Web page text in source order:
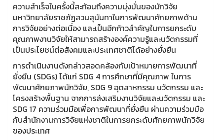
ความสำเร็จในครั้งนี้สะท้อนถึงความมุ่งมั่นของนักวิจัย
มหาวิทยาลัยราชภัฏสวนสุนันทาในการพัฒนาศักยภาพด้าน
การวิจัยอย่างต่อเนื่อง และเป็นอีกก้าวสำคัญในการยกระดับ
คุณภาพงานวิจัยให้สามารถสร้างองค์ความรู้และนวัตกรรมที่
เป็นประโยชน์ต่อสังคมและประเทศชาติได้อย่างยั่งยืน
การดำเนินงานดังกล่าวสอดคล้องกับเป้าหมายการพัฒนาที่
ยั่งยืน (SDGs) ได้แก่ SDG 4 การศึกษาที่มีคุณภาพ ในการ
พัฒนาศักยภาพนักวิจัย, SDG 9 อุตสาหกรรม นวัตกรรม และ
โครงสร้างพื้นฐาน จากการส่งเสริมงานวิจัยและนวัตกรรม และ
SDG 17 ความร่วมมือเพื่อการพัฒนาที่ยั่งยืน ผ่านความร่วมมือ
กับสำนักงานการวิจัยแห่งชาติในการยกระดับศักยภาพนักวิจัย
ของประเทศ